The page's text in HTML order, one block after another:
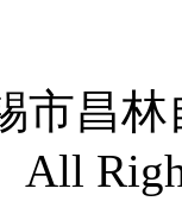
市昌
All